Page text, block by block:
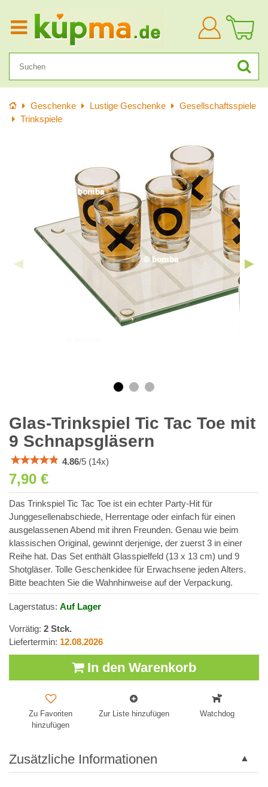
Anmelden
StartseiteGeschenke Lustige Geschenke
Gesellschaftsspiele
Trinkspiele
Glas-Trinkspiel Tic Tac Toe mit
9 Schnapsgläsern
4.86/5 (14x)
7,90 €
Das Trinkspiel Tic Tac Toe ist ein echter Party-Hit für
Junggesellenabschiede, Herrentage oder einfach für einen
ausgelassenen Abend mit ihren Freunden. Genau wie beim
klassischen Original, gewinnt derjenige, der zuerst 3 in einer
Reihe hat. Das Set enthält Glasspielfeld (13 x 13 cm) und 9
Shotgläser. Tolle Geschenkidee für Erwachsene jeden Alters.
Bitte beachten Sie die Wahnhinweise auf der Verpackung.
Lagerstatus: Auf Lager
Vorrätig: 2 Stck.
Liefertermin: 12.08.2026
In den Warenkorb
Zu Favoriten
hinzufügen
Zur Liste hinzufügen Watchdog
Zusätzliche Informationen